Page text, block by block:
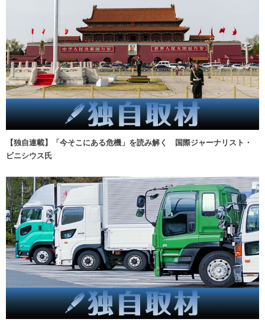
【独自連載】「今そこにある危機」を読み解く 国際ジャーナリスト・
ビニシウス氏